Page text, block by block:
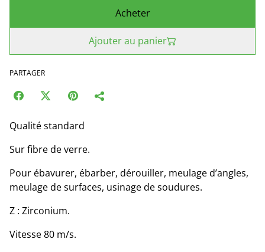
Acheter
Ajouter au panier
PARTAGER
Qualité standard
Sur fibre de verre.
Pour ébavurer, ébarber, dérouiller, meulage d’angles,
meulage de surfaces, usinage de soudures.
Z : Zirconium.
Vitesse 80 m/s.